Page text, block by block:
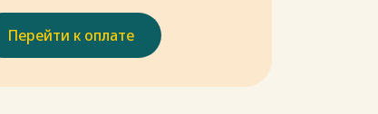
Перейти к оплате